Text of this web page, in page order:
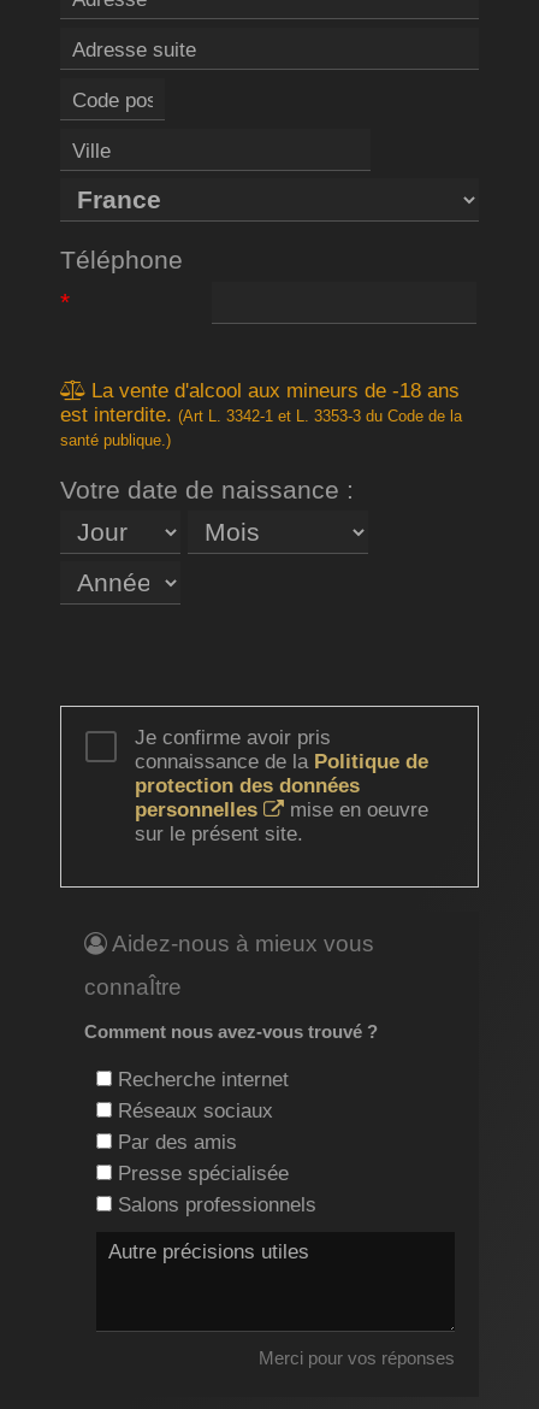
Téléphone
La vente d'alcool aux mineurs de -18 ans
est interdite. (Art L. 3342-1 et L. 3353-3 du Code de la
santé publique.)
Votre date de naissance :
Je confirme avoir pris
connaissance de la Politique de
protection des données
personnelles
mise en oeuvre
sur le présent site.
Aidez-nous à mieux vous
connaÎtre
Comment nous avez-vous trouvé ?
Recherche internet
Réseaux sociaux
Par des amis
Presse spécialisée
Salons professionnels
Merci pour vos réponses